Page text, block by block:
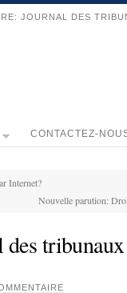
JOURNAL DES
CONTACTEZ-
Internet?
Nouvelle parution: